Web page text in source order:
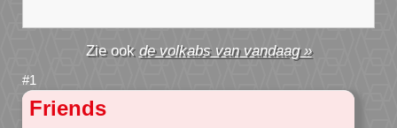
de volkabs van vandaag »
Friends